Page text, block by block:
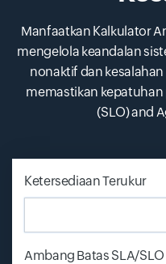
Manfaatkan Kalkulator
mengelola keandalan
nonaktif dan
memastikan kepatuhan
(SLO) and
Ketersediaan Terukur
Ambang Batas SLA/SLO